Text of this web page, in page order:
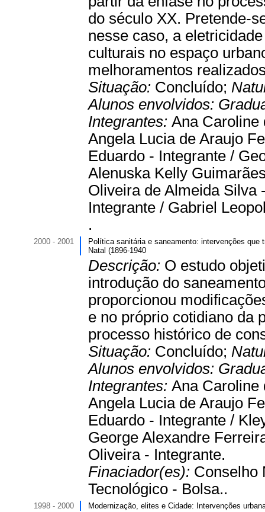
do século XX. Pretende-
nesse caso, a
culturais no espaço
melhoramentos
Situação: Concluído;
Alunos envolvidos:
Integrantes: Ana Caroline
Angela Lucia de Araujo
Eduardo - Integrante /
Alenuska Kelly
Oliveira de Almeida Silva
Integrante / Gabriel
.
2000 - 2001
Política sanitária e saneamento: intervenções que
Natal (1896-1940
Descrição: O estudo
introdução do
proporcionou
e no próprio cotidiano da
processo histórico de
Situação: Concluído;
Alunos envolvidos:
Integrantes: Ana Caroline
Angela Lucia de Araujo
Eduardo - Integrante /
George Alexandre
Oliveira - Integrante.
Finaciador(es): Conselho
Tecnológico - Bolsa..
1998 - 2000 Modernização, elites e Cidade: Intervenções